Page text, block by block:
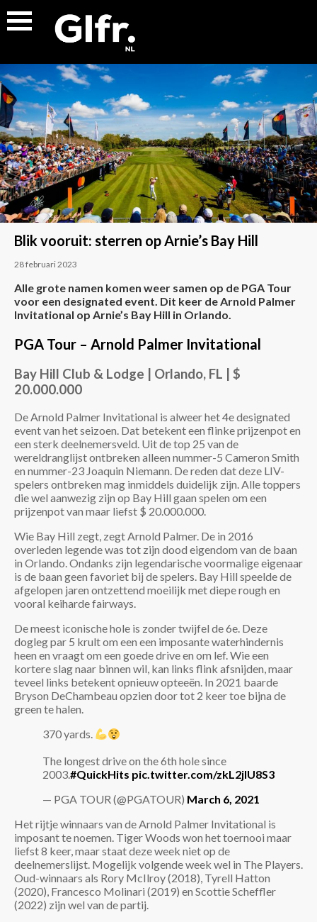
Blik vooruit: sterren op Arnie’s Bay Hill
28 februari 2023
Alle grote namen komen weer samen op de PGA Tour
voor een designated event. Dit keer de Arnold Palmer
Invitational op Arnie’s Bay Hill in Orlando.
PGA Tour – Arnold Palmer Invitational
Bay Hill Club & Lodge | Orlando, FL | $
20.000.000
De Arnold Palmer Invitational is alweer het 4e designated
event van het seizoen. Dat betekent een flinke prijzenpot en
een sterk deelnemersveld. Uit de top 25 van de
wereldranglijst ontbreken alleen nummer-5 Cameron Smith
en nummer-23 Joaquin Niemann. De reden dat deze LIV-
spelers ontbreken mag inmiddels duidelijk zijn. Alle toppers
die wel aanwezig zijn op Bay Hill gaan spelen om een
prijzenpot van maar liefst $ 20.000.000.
Wie Bay Hill zegt, zegt Arnold Palmer. De in 2016
overleden legende was tot zijn dood eigendom van de baan
in Orlando. Ondanks zijn legendarische voormalige eigenaar
is de baan geen favoriet bij de spelers. Bay Hill speelde de
afgelopen jaren ontzettend moeilijk met diepe rough en
vooral keiharde fairways.
De meest iconische hole is zonder twijfel de 6e. Deze
dogleg par 5 krult om een een imposante waterhindernis
heen en vraagt om een goede drive en om lef. Wie een
kortere slag naar binnen wil, kan links flink afsnijden, maar
teveel links betekent opnieuw opteeën. In 2021 baarde
Bryson DeChambeau opzien door tot 2 keer toe bijna de
green te halen.
370 yards.
The longest drive on the 6th hole since
2003.#QuickHits pic.twitter.com/zkL2jlU8S3
— PGA TOUR (@PGATOUR) March 6, 2021
Het rijtje winnaars van de Arnold Palmer Invitational is
imposant te noemen. Tiger Woods won het toernooi maar
liefst 8 keer, maar staat deze week niet op de
deelnemerslijst. Mogelijk volgende week wel in The Players.
Oud-winnaars als Rory McIlroy (2018), Tyrell Hatton
(2020), Francesco Molinari (2019) en Scottie Scheffler
(2022) zijn wel van de partij.